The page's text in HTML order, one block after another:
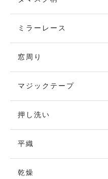
ミラーレース
窓周り
マジックテープ
押し洗い
平織
乾燥